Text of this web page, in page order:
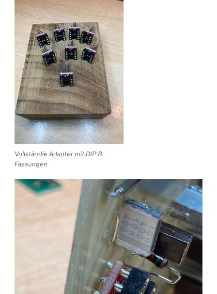
Vollständie Adapter mit DIP 8
Fassungen